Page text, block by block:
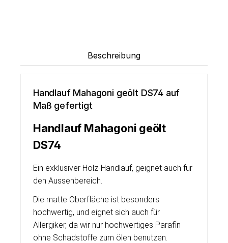
Beschreibung
Handlauf Mahagoni geölt DS74 auf
Maß gefertigt
Handlauf Mahagoni geölt
DS74
Ein exklusiver Holz-Handlauf, geignet auch für
den Aussenbereich.
Die matte Oberfläche ist besonders
hochwertig, und eignet sich auch für
Allergiker, da wir nur hochwertiges Parafin
ohne Schadstoffe zum ölen benutzen.